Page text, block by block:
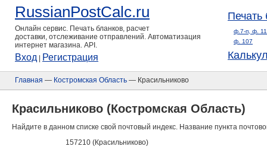
RussianPostCalc.ru
Онлайн сервис. Печать бланков, расчет
доставки, отслеживание отправлений. Автоматизация
интернет магазина. API.
Вход Регистрация
Печать
ф.7-п, ф.
ф. 107
Главная — Костромская Область — Красильниково
Красильниково (Костромская Область)
Найдите в данном списке свой почтовый индекс. Название пункта
157210 (Красильниково)